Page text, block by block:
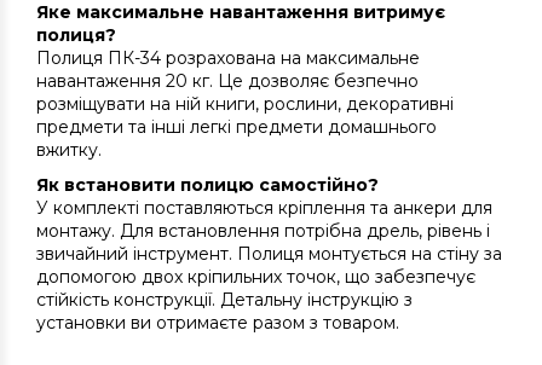
Яке максимальне навантаження витримує
полиця?
Полиця ПК-34 розрахована на максимальне
навантаження 20 кг. Це дозволяє безпечно
розміщувати на ній книги, рослини, декоративні
предмети та інші легкі предмети домашнього
вжитку.
Як встановити полицю самостійно?
У комплекті поставляються кріплення та анкери для
монтажу. Для встановлення потрібна дрель, рівень і
звичайний інструмент. Полиця монтується на стіну за
допомогою двох кріпильних точок, що забезпечує
стійкість конструкції. Детальну інструкцію з
установки ви отримаєте разом з товаром.